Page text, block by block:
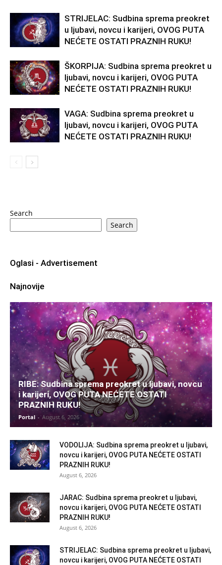
STRIJELAC: Sudbina sprema preokret
u ljubavi, novcu i karijeri, OVOG PUTA
NEĆETE OSTATI PRAZNIH RUKU!
ŠKORPIJA: Sudbina sprema preokret u
ljubavi, novcu i karijeri, OVOG PUTA
NEĆETE OSTATI PRAZNIH RUKU!
VAGA: Sudbina sprema preokret u
ljubavi, novcu i karijeri, OVOG PUTA
NEĆETE OSTATI PRAZNIH RUKU!
Search
Search
Oglasi - Advertisement
Najnovije
RIBE: Sudbina sprema preokret u ljubavi, novcu
i karijeri, OVOG PUTA NEĆETE OSTATI
PRAZNIH RUKU!
Portal - August 6, 2026
VODOLIJA: Sudbina sprema preokret u ljubavi,
novcu i karijeri, OVOG PUTA NEĆETE OSTATI
PRAZNIH RUKU!
August 6, 2026
JARAC: Sudbina sprema preokret u ljubavi,
novcu i karijeri, OVOG PUTA NEĆETE OSTATI
PRAZNIH RUKU!
August 6, 2026
STRIJELAC: Sudbina sprema preokret u ljubavi,
novcu i karijeri, OVOG PUTA NEĆETE OSTATI